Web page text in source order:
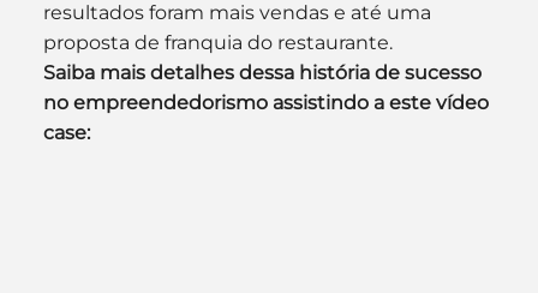
resultados foram mais vendas e até uma
proposta de franquia do restaurante.
Saiba mais detalhes dessa história de sucesso
no empreendedorismo assistindo a este vídeo
case: